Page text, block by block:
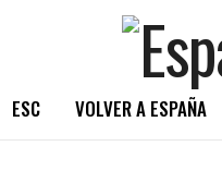
ESC VOLVER A ESPAÑA